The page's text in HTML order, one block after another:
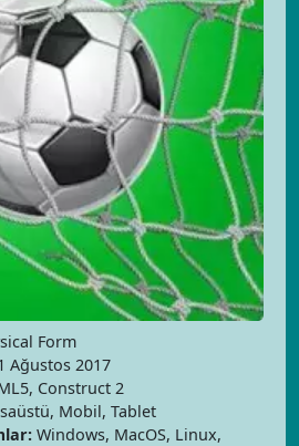
Form
Ağustos 2017
Construct 2
Mobil, Tablet
Windows, MacOS, Linux,